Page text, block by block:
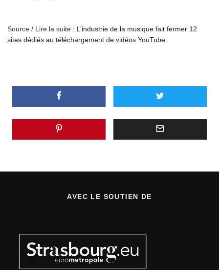
Source / Lire la suite : L’industrie de la musique fait fermer 12
sites dédiés au téléchargement de vidéos YouTube
AVEC LE SOUTIEN DE